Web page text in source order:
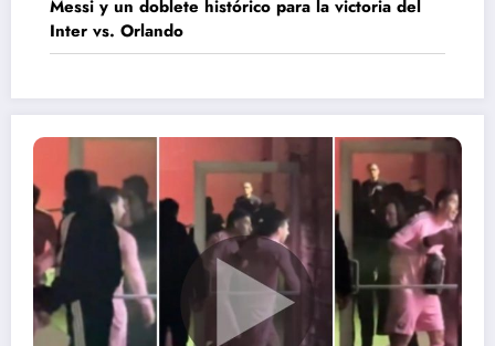
Messi y un doblete histórico para la victoria del
Inter vs. Orlando